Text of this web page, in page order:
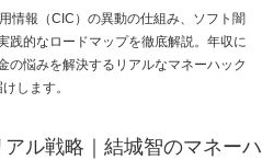
情報（CIC）の異動の仕組み、ソフト闇
践的なロードマップを徹底解説。年収に
の悩みを解決するリアルなマネーハック
します。
ル戦略｜結城智のマネーハ